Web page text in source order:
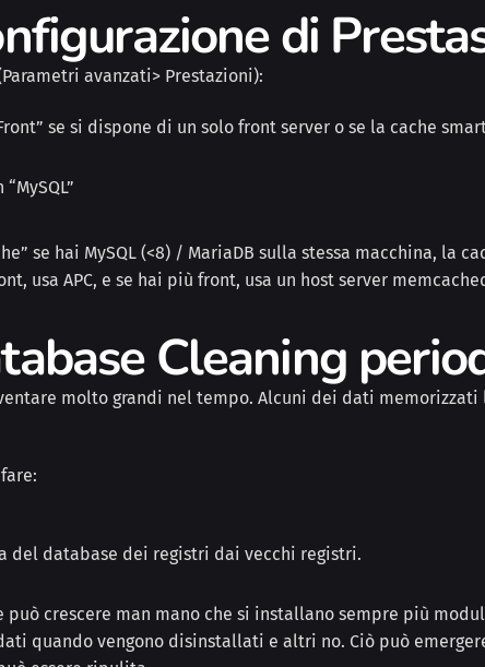
di
avanzati> Prestazioni):
se si dispone di un solo front server o se la cache
se hai MySQL (<8) / MariaDB sulla stessa macchina, la
usa APC, e se hai più front, usa un host server
Cleaning
molto grandi nel tempo. Alcuni dei dati
del database dei registri dai vecchi registri.
crescere man mano che si installano sempre più
quando vengono disinstallati e altri no. Ciò può